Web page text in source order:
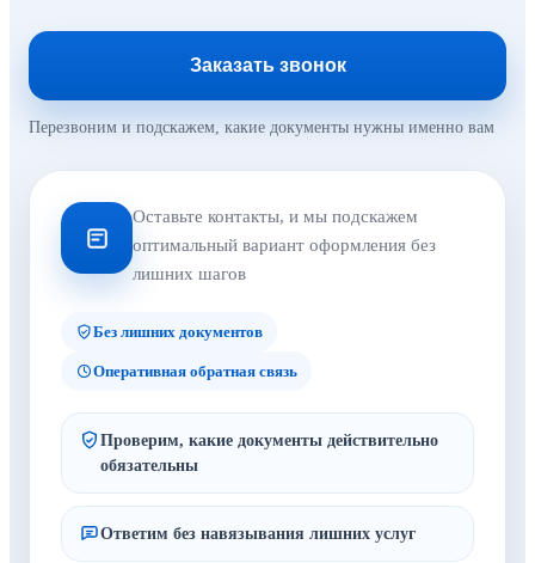
Заказать звонок
Перезвоним и подскажем, какие документы нужны именно вам
Оставьте контакты, и мы подскажем
оптимальный вариант оформления без
лишних шагов
Без лишних документов
Оперативная обратная связь
Проверим, какие документы действительно
обязательны
Ответим без навязывания лишних услуг